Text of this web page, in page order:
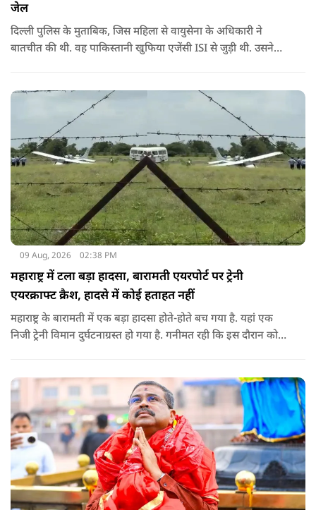
जेल
दिल्ली पुलिस के मुताबिक, जिस महिला से वायुसेना के अधिकारी ने
बातचीत की थी. वह पाकिस्तानी खुफिया एजेंसी ISI से जुड़ी थी. उसने
09 Aug, 2026 02:38 PM
महाराष्ट्र में टला बड़ा हादसा, बारामती एयरपोर्ट पर ट्रेनी
एयरक्राफ्ट क्रैश, हादसे में कोई हताहत नहीं
महाराष्ट्र के बारामती में एक बड़ा हादसा होते-होते बच गया है. यहां एक
निजी ट्रेनी विमान दुर्घटनाग्रस्त हो गया है. गनीमत रही कि इस दौरान कोई